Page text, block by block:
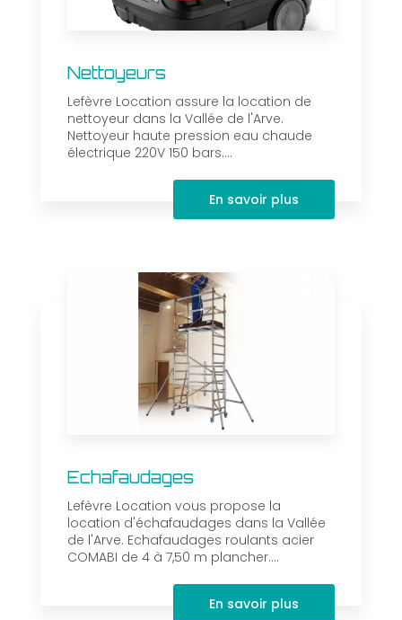
Nettoyeurs
Lefèvre Location assure la location de
nettoyeur dans la Vallée de l'Arve.
Nettoyeur haute pression eau chaude
électrique 220V 150 bars....
En savoir plus
Echafaudages
Lefèvre Location vous propose la
location d'échafaudages dans la Vallée
de l'Arve. Echafaudages roulants acier
COMABI de 4 à 7,50 m plancher....
En savoir plus